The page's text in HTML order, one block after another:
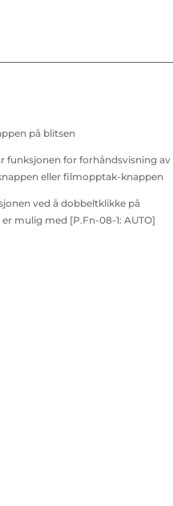
på blitsen
funksjonen for forhåndsvisning av
eller filmopptak-knappen
ved å dobbeltklikke på
mulig med [P.Fn-08-1: AUTO]